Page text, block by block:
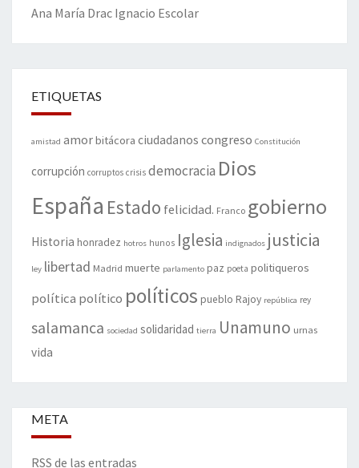
Ana María Drac Ignacio Escolar
ETIQUETAS
amistad amorbitácora ciudadanos congreso Constitución
corrupción corruptos crisis democracia Dios
España Estado felicidad. Franco gobierno
Historia honradez hotros hunos Iglesia indignados justicia
ley libertad Madrid muerte parlamento paz poeta politiqueros
política político políticos pueblo Rajoy república rey
salamanca sociedad solidaridad tierra Unamuno urnas
vida
META
RSS de las entradas